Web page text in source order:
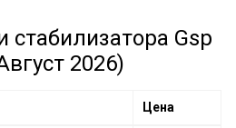
517326 GSP
531521 GSP
стабилизатора Gsp
2026)
Цена